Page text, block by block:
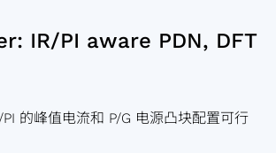
IR/PI aware PDN, DFT
的峰值电流和 P/G 电源凸块配置可行